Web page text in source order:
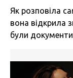
Як розповіла
вона відкрила
були документи